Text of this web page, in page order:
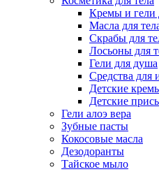
Кремы и гели
Масла для
Скрабы для
Лосьоны для
Гели для душа
Средства для
Детские
Детские
Гели алоэ вера
Зубные пасты
Кокосовые масла
Дезодоранты
Тайское мыло